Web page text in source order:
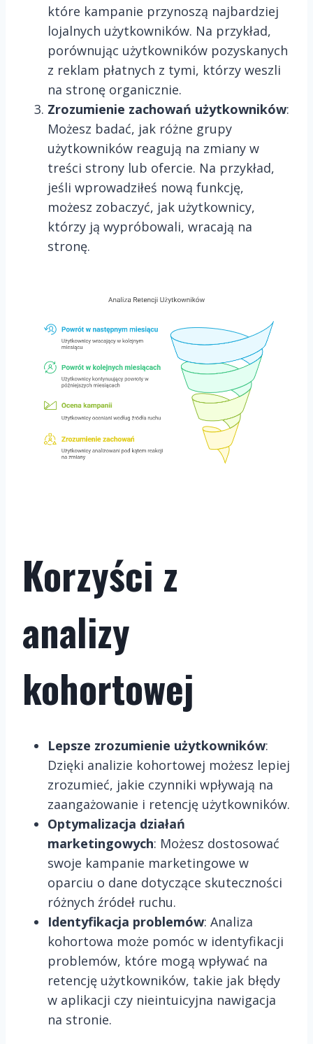
które kampanie przynoszą najbardziej
lojalnych użytkowników. Na przykład,
porównując użytkowników pozyskanych
z reklam płatnych z tymi, którzy weszli
na stronę organicznie.
Zrozumienie zachowań użytkowników:
Możesz badać, jak różne grupy
użytkowników reagują na zmiany w
treści strony lub ofercie. Na przykład,
jeśli wprowadziłeś nową funkcję,
możesz zobaczyć, jak użytkownicy,
którzy ją wypróbowali, wracają na
stronę.
Korzyści z
analizy
kohortowej
Lepsze zrozumienie użytkowników:
Dzięki analizie kohortowej możesz lepiej
zrozumieć, jakie czynniki wpływają na
zaangażowanie i retencję użytkowników.
Optymalizacja działań
marketingowych: Możesz dostosować
swoje kampanie marketingowe w
oparciu o dane dotyczące skuteczności
różnych źródeł ruchu.
Identyfikacja problemów: Analiza
kohortowa może pomóc w identyfikacji
problemów, które mogą wpływać na
retencję użytkowników, takie jak błędy
w aplikacji czy nieintuicyjna nawigacja
na stronie.